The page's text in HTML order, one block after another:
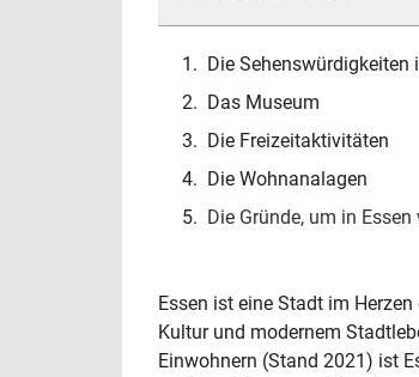
Die Sehenswürdigkeiten
Das Museum
Die Freizeitaktivitäten
Die Wohnanalagen
Die Gründe, um in
Essen ist eine Stadt im
Kultur und modernem
Einwohnern (Stand 2021) ist